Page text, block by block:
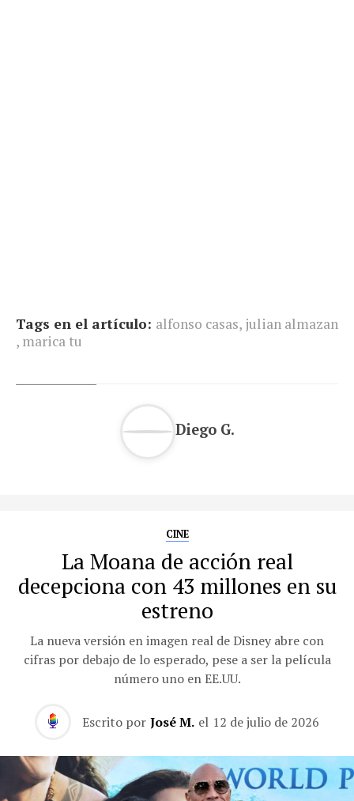
Tags en el artículo: alfonso casas, julian almazan
, marica tu
Diego G.
CINE
La Moana de acción real
decepciona con 43 millones en su
estreno
La nueva versión en imagen real de Disney abre con
cifras por debajo de lo esperado, pese a ser la película
número uno en EE.UU.
Escrito por José M. el 12 de julio de 2026